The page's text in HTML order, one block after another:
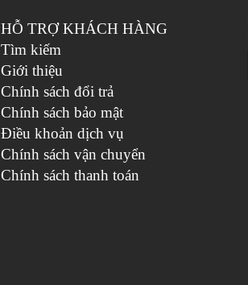
HỖ TRỢ KHÁCH HÀNG
Tìm kiếm
Giới thiệu
Chính sách đổi trả
Chính sách bảo mật
Điều khoản dịch vụ
Chính sách vận chuyển
Chính sách thanh toán